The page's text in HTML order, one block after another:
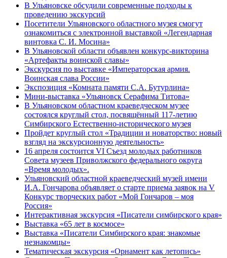
В Ульяновске обсудили современные подходы к
проведению экскурсий
Посетители Ульяновского областного музея смогут
ознакомиться с электронной выставкой «Легендарная
винтовка С. И. Мосина»
В Ульяновской области объявлен конкурс-викторина
«Артефакты воинской славы»
Экскурсия по выставке «Императорская армия.
Воинская слава России»
Экспозиция «Комната памяти С.А. Бутурлина»
Мини-выставка «Ульяновск Серафима Титова»
В Ульяновском областном краеведческом музее
состоялся круглый стол, посвящённый 117-летию
Симбирского Естественно-исторического музея
Пройдет круглый стол «Традиции и новаторство: новый
взгляд на экскурсионную деятельность»
16 апреля состоится VI Съезд молодых работников
Совета музеев Приволжского федерального округа
«Время молодых».
Ульяновский областной краеведческий музей имени
И.А. Гончарова объявляет о старте приема заявок на V
Конкурс творческих работ «Мой Гончаров – моя
Россия»
Интерактивная экскурсия «Писатели симбирского края»
Выставка «65 лет в космосе»
Выставка «Писатели Симбирского края: знакомые
незнакомцы»
Тематическая экскурсия «Орнамент как летопись»